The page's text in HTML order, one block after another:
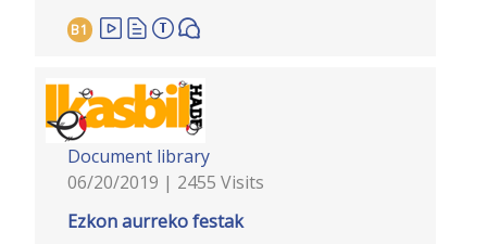
B1
Document library
06/20/2019 | 2455 Visits
Ezkon aurreko festak